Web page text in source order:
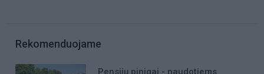
Rekomenduojame
Pensijų pinigai - naudotiems